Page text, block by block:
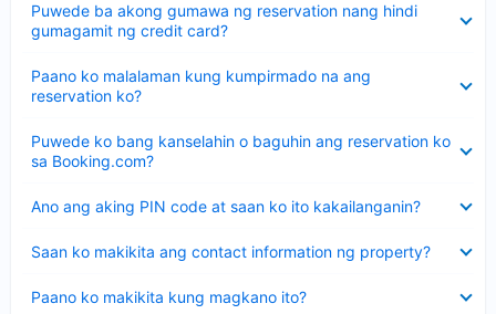
Puwede ba akong gumawa ng reservation nang hindi
gumagamit ng credit card?
ang
sagot
Paano ko malalaman kung kumpirmado na ang
reservation ko?
ang
sagot
Puwede ko bang kanselahin o baguhin ang reservation ko
sa Booking.com?
ang
sagot
Ano ang aking PIN code at saan ko ito kakailanganin?
ang
Saan ko makikita ang contact information ng property?
ang
Paano ko makikita kung magkano ito?
ang